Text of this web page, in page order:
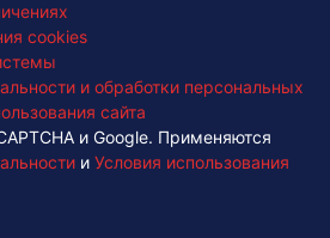
cookies
и обработки персональных
сайта
и Google. Применяются
и Условия использования